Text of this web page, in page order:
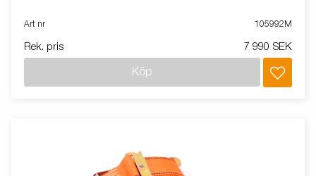
Art nr 105992M
Rek. pris 7 990 SEK
Köp